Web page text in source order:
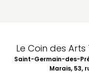
Le Coin des
Saint-Germain-des-
Marais, 53,